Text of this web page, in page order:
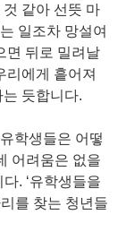
같아 선뜻 마
일조차 망설여
면 뒤로 밀려날
리에게 흩어져
듯합니다.
학생들은 어떻
어려움은 없을
. ‘유학생들을
를 찾는 청년들